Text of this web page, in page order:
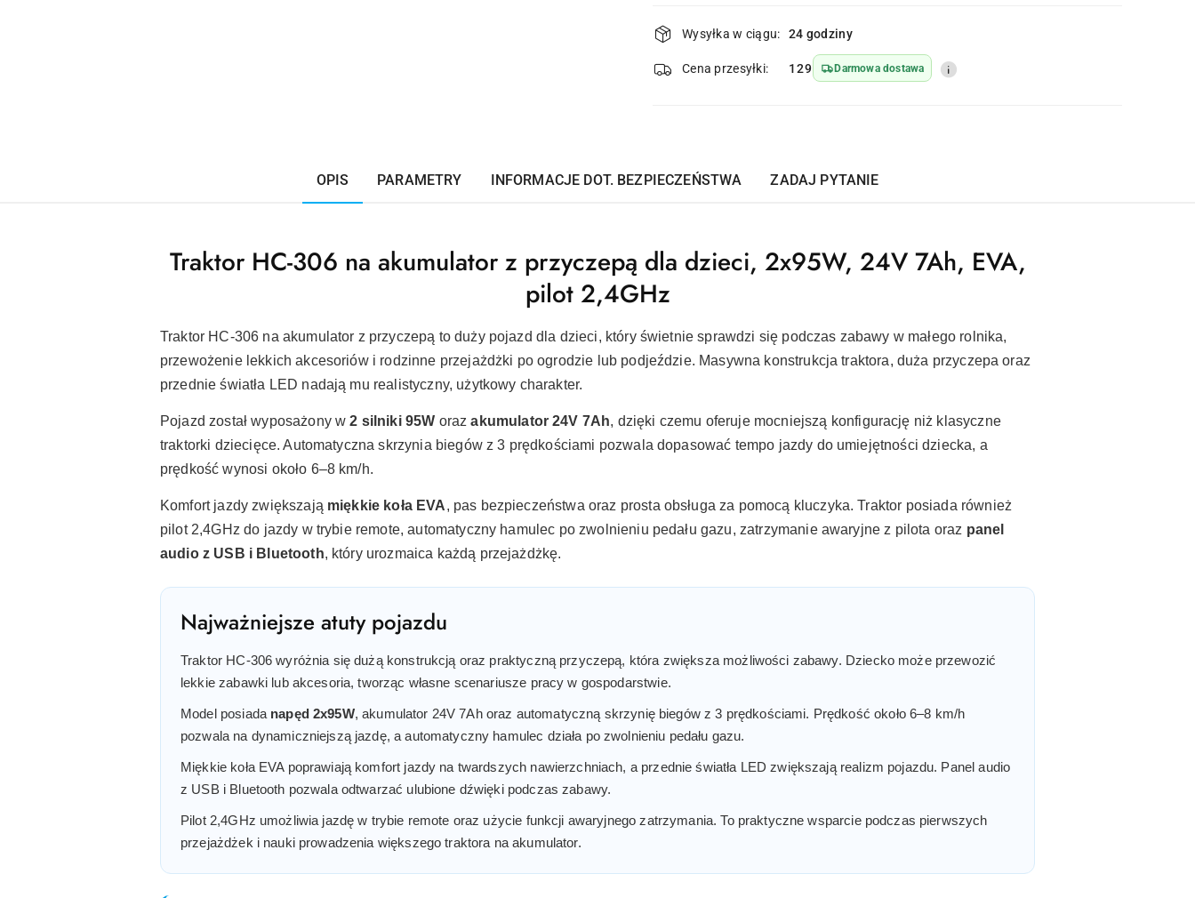
Dostępność
i
dostawa
Wysyłka w ciągu: 24 godziny
Cena przesyłki: 129 Darmowa dostawa
OPIS PARAMETRY INFORMACJE DOT. BEZPIECZEŃSTWA ZADAJ PYTANIE
Traktor HC-306 na akumulator z przyczepą dla dzieci, 2x95W, 24V 7Ah, EVA,
pilot 2,4GHz
Traktor HC-306 na akumulator z przyczepą to duży pojazd dla dzieci, który świetnie sprawdzi się podczas zabawy w małego rolnika,
przewożenie lekkich akcesoriów i rodzinne przejażdżki po ogrodzie lub podjeździe. Masywna konstrukcja traktora, duża przyczepa oraz
przednie światła LED nadają mu realistyczny, użytkowy charakter.
Pojazd został wyposażony w2 silniki 95W orazakumulator 24V 7Ah, dzięki czemu oferuje mocniejszą konfigurację niż klasyczne
traktorki dziecięce. Automatyczna skrzynia biegów z 3 prędkościami pozwala dopasować tempo jazdy do umiejętności dziecka, a
prędkość wynosi około 6–8 km/h.
Komfort jazdy zwiększają miękkie koła EVA, pas bezpieczeństwa oraz prosta obsługa za pomocą kluczyka. Traktor posiada również
pilot 2,4GHz do jazdy w trybie remote, automatyczny hamulec po zwolnieniu pedału gazu, zatrzymanie awaryjne z pilota oraz panel
audio z USB i Bluetooth, który urozmaica każdą przejażdżkę.
Najważniejsze atuty pojazdu
Traktor HC-306 wyróżnia się dużą konstrukcją oraz praktyczną przyczepą, która zwiększa możliwości zabawy. Dziecko może przewozić
lekkie zabawki lub akcesoria, tworząc własne scenariusze pracy w gospodarstwie.
Model posiada napęd 2x95W, akumulator 24V 7Ah oraz automatyczną skrzynię biegów z 3 prędkościami. Prędkość około 6–8 km/h
pozwala na dynamiczniejszą jazdę, a automatyczny hamulec działa po zwolnieniu pedału gazu.
Miękkie koła EVA poprawiają komfort jazdy na twardszych nawierzchniach, a przednie światła LED zwiększają realizm pojazdu. Panel audio
z USB i Bluetooth pozwala odtwarzać ulubione dźwięki podczas zabawy.
Pilot 2,4GHz umożliwia jazdę w trybie remote oraz użycie funkcji awaryjnego zatrzymania. To praktyczne wsparcie podczas pierwszych
przejażdżek i nauki prowadzenia większego traktora na akumulator.